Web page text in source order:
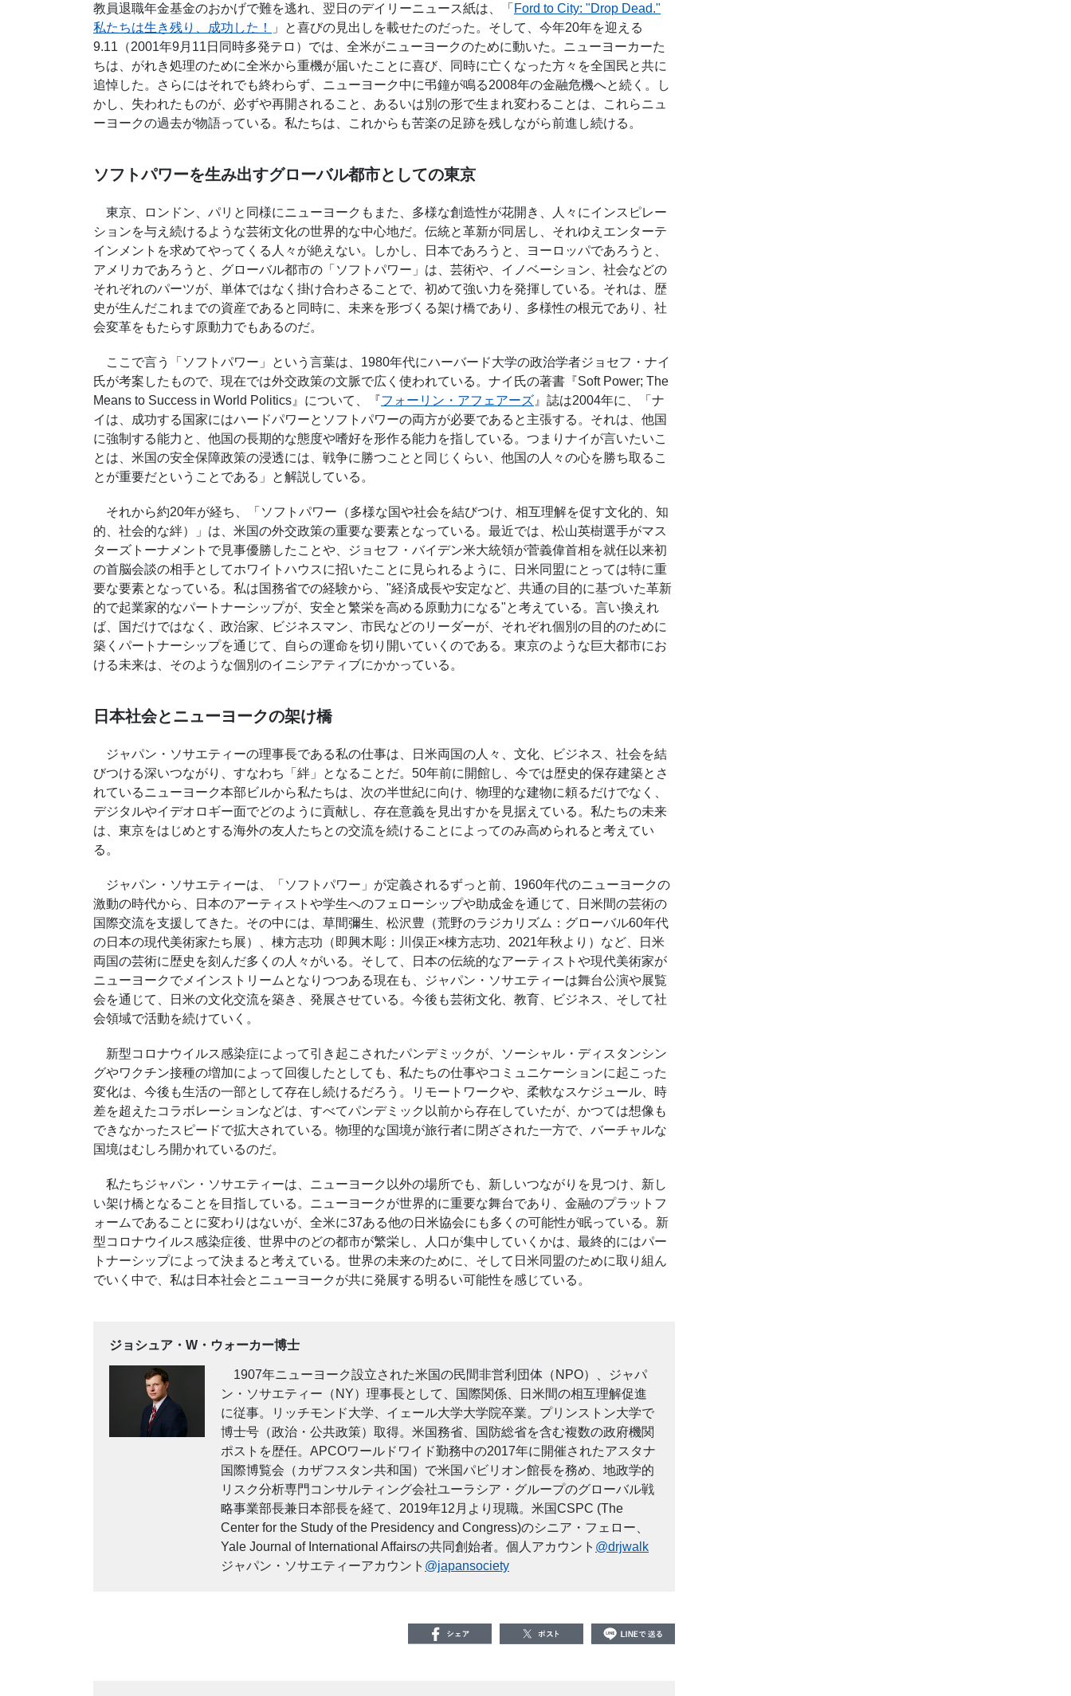
教員退職年金基金のおかげで難を逃れ、翌日のデイリーニュース紙は、「 Ford to City: "Drop Dead."
私たちは生き残り、成功した！
」と喜びの見出しを載せたのだった。そして、今年20年を迎える
9.11（2001年9月11日同時多発テロ）では、全米がニューヨークのために動いた。ニューヨーカーた
ちは、がれき処理のために全米から重機が届いたことに喜び、同時に亡くなった方々を全国民と共に
追悼した。さらにはそれでも終わらず、ニューヨーク中に弔鐘が鳴る2008年の金融危機へと続く。し
かし、失われたものが、必ずや再開されること、あるいは別の形で生まれ変わることは、これらニュ
ーヨークの過去が物語っている。私たちは、これからも苦楽の足跡を残しながら前進し続ける。
ソフトパワーを生み出すグローバル都市としての東京
東京、ロンドン、パリと同様にニューヨークもまた、多様な創造性が花開き、人々にインスピレー
ションを与え続けるような芸術文化の世界的な中心地だ。伝統と革新が同居し、それゆえエンターテ
インメントを求めてやってくる人々が絶えない。しかし、日本であろうと、ヨーロッパであろうと、
アメリカであろうと、グローバル都市の「ソフトパワー」は、芸術や、イノベーション、社会などの
それぞれのパーツが、単体ではなく掛け合わさることで、初めて強い力を発揮している。それは、歴
史が生んだこれまでの資産であると同時に、未来を形づくる架け橋であり、多様性の根元であり、社
会変革をもたらす原動力でもあるのだ。
ここで言う「ソフトパワー」という言葉は、1980年代にハーバード大学の政治学者ジョセフ・ナイ
氏が考案したもので、現在では外交政策の文脈で広く使われている。ナイ氏の著書『Soft Power; The
Means to Success in World Politics』について、『フォーリン・アフェアーズ 』誌は2004年に、「ナ
イは、成功する国家にはハードパワーとソフトパワーの両方が必要であると主張する。それは、他国
に強制する能力と、他国の長期的な態度や嗜好を形作る能力を指している。つまりナイが言いたいこ
とは、米国の安全保障政策の浸透には、戦争に勝つことと同じくらい、他国の人々の心を勝ち取るこ
とが重要だということである」と解説している。
それから約20年が経ち、「ソフトパワー（多様な国や社会を結びつけ、相互理解を促す文化的、知
的、社会的な絆）」は、米国の外交政策の重要な要素となっている。最近では、松山英樹選手がマス
ターズトーナメントで見事優勝したことや、ジョセフ・バイデン米大統領が菅義偉首相を就任以来初
の首脳会談の相手としてホワイトハウスに招いたことに見られるように、日米同盟にとっては特に重
要な要素となっている。私は国務省での経験から、"経済成長や安定など、共通の目的に基づいた革新
的で起業家的なパートナーシップが、安全と繁栄を高める原動力になる"と考えている。言い換えれ
ば、国だけではなく、政治家、ビジネスマン、市民などのリーダーが、それぞれ個別の目的のために
築くパートナーシップを通じて、自らの運命を切り開いていくのである。東京のような巨大都市にお
ける未来は、そのような個別のイニシアティブにかかっている。
日本社会とニューヨークの架け橋
ジャパン・ソサエティーの理事長である私の仕事は、日米両国の人々、文化、ビジネス、社会を結
びつける深いつながり、すなわち「絆」となることだ。50年前に開館し、今では歴史的保存建築とさ
れているニューヨーク本部ビルから私たちは、次の半世紀に向け、物理的な建物に頼るだけでなく、
デジタルやイデオロギー面でどのように貢献し、存在意義を見出すかを見据えている。私たちの未来
は、東京をはじめとする海外の友人たちとの交流を続けることによってのみ高められると考えてい
る。
ジャパン・ソサエティーは、「ソフトパワー」が定義されるずっと前、1960年代のニューヨークの
激動の時代から、日本のアーティストや学生へのフェローシップや助成金を通じて、日米間の芸術の
国際交流を支援してきた。その中には、草間彌生、松沢豊（荒野のラジカリズム：グローバル60年代
の日本の現代美術家たち展）、棟方志功（即興木彫：川俣正×棟方志功、2021年秋より）など、日米
両国の芸術に歴史を刻んだ多くの人々がいる。そして、日本の伝統的なアーティストや現代美術家が
ニューヨークでメインストリームとなりつつある現在も、ジャパン・ソサエティーは舞台公演や展覧
会を通じて、日米の文化交流を築き、発展させている。今後も芸術文化、教育、ビジネス、そして社
会領域で活動を続けていく。
新型コロナウイルス感染症によって引き起こされたパンデミックが、ソーシャル・ディスタンシン
グやワクチン接種の増加によって回復したとしても、私たちの仕事やコミュニケーションに起こった
変化は、今後も生活の一部として存在し続けるだろう。リモートワークや、柔軟なスケジュール、時
差を超えたコラボレーションなどは、すべてパンデミック以前から存在していたが、かつては想像も
できなかったスピードで拡大されている。物理的な国境が旅行者に閉ざされた一方で、バーチャルな
国境はむしろ開かれているのだ。
私たちジャパン・ソサエティーは、ニューヨーク以外の場所でも、新しいつながりを見つけ、新し
い架け橋となることを目指している。ニューヨークが世界的に重要な舞台であり、金融のプラットフ
ォームであることに変わりはないが、全米に37ある他の日米協会にも多くの可能性が眠っている。新
型コロナウイルス感染症後、世界中のどの都市が繁栄し、人口が集中していくかは、最終的にはパー
トナーシップによって決まると考えている。世界の未来のために、そして日米同盟のために取り組ん
でいく中で、私は日本社会とニューヨークが共に発展する明るい可能性を感じている。
ジョシュア・W・ウォーカー博士
1907年ニューヨーク設立された米国の民間非営利団体（ NPO）、ジャパ
ン・ソサエティー（ NY）理事長として、国際関係、日米間の相互理解促進
に従事。リッチモンド大学、イェール大学大学院卒業。プリンストン大学で
博士号（政治・公共政策）取得。米国務省、国防総省を含む複数の政府機関
ポストを歴任。 APCOワールドワイド勤務中の2017年に開催されたアスタナ
国際博覧会（カザフスタン共和国）で米国パビリオン館長を務め、地政学的
リスク分析専門コンサルティング会社ユーラシア・グループのグローバル戦
略事業部長兼日本部長を経て、 2019年12 月より現職。米国CSPC (The
Center for the Study of the Presidency and Congress)のシニア・フェロー、
Yale Journal of International Affairsの共同創始者。個人アカウント @drjwalk
ジャパン・ソサエティーアカウント @japansociety